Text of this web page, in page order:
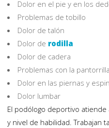
Dolor en el pie y en los
Problemas de tobillo
Dolor de talón
Dolor de rodilla
Dolor de cadera
Problemas con la
Dolor en las piernas y
Dolor lumbar
El podólogo deportivo
y nivel de habilidad. Trabajan